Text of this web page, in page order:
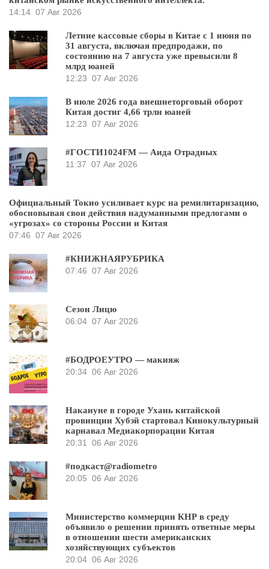
14:14 07 Авг 2026
Летние кассовые сборы в Китае с 1 июня по
31 августа, включая предпродажи, по
состоянию на 7 августа уже превысили 8
млрд юаней
12:23 07 Авг 2026
В июле 2026 года внешнеторговый оборот
Китая достиг 4,66 трлн юаней
12:23 07 Авг 2026
#ГОСТИ1024FM — Аида Отрадных
11:37 07 Авг 2026
Официальный Токио усиливает курс на ремилитаризацию,
обосновывая свои действия надуманными предлогами о
«угрозах» со стороны России и Китая
07:46 07 Авг 2026
#КНИЖНАЯРУБРИКА
07:46 07 Авг 2026
Сезон Лицю
06:04 07 Авг 2026
#БОДРОЕУТРО — макияж
20:34 06 Авг 2026
Накануне в городе Ухань китайской
провинции Хубэй стартовал Кинокультурный
карнавал Медиакорпорации Китая
20:31
06 Авг 2026
#подкаст@radiometro
20:05 06 Авг 2026
Министерство коммерции КНР в среду
объявило о решении принять ответные меры
в отношении шести американских
хозяйствующих субъектов
20:04 06 Авг 2026